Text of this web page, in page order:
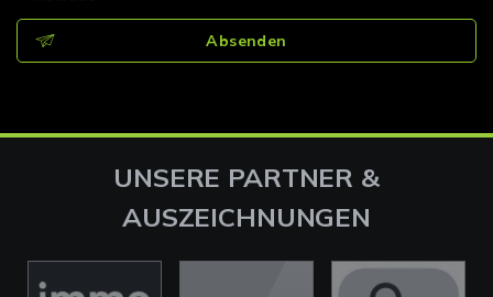
Absenden
UNSERE PARTNER &
AUSZEICHNUNGEN